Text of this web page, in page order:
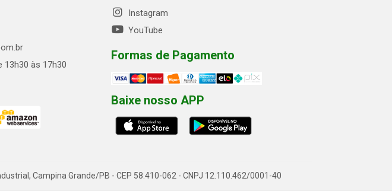
13h30 às 17h30
Instagram
YouTube
Formas de Pagamento
Baixe nosso APP
Campina Grande/PB - CEP 58.410-062 - CNPJ 12.110.462/0001-40